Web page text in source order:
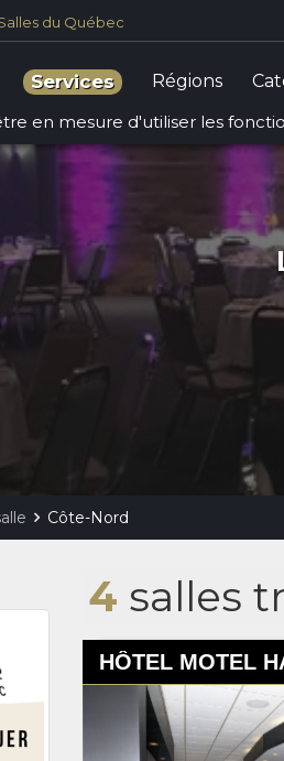
du Québec
Services Régions
en mesure d'utiliser les
Côte-Nord
4 salles
HÔTEL MOTEL